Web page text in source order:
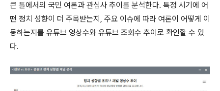
큰 틀에서의 국민 여론과 관심사 추이를 분석한다. 특정 시기에 어
떤 정치 성향이 더 주목받는지, 주요 이슈에 따라 여론이 어떻게 이
동하는지를 유튜브 영상수와 유튜브 조회수 추이로 확인할 수 있
다.